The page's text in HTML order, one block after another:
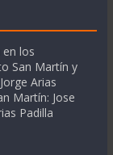
en los
San Martín y
Arias
Martín: Jose
Padilla